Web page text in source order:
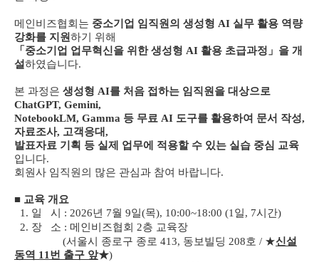
메인비즈협회 는 중소기업 임직원의 생성형 AI 실무 활용 역량
강화를 지원하기 위해
「중소기업 업무혁신을 위한 생성형 AI 활용 초급과정」을 개
설하였습니다.
본 과정은 생성형 AI를 처음 접하는 임직원을 대상으로
ChatGPT, Gemini,
NotebookLM, Gamma 등 무료 AI 도구를 활용하여 문서 작성,
자료조사, 고객응대,
발표자료 기획 등 실제 업무에 적용할 수 있는 실습 중심 교육
입니다.
회원사 임직원의 많은 관심과 참여 바랍니다.
■ 교육 개요
1. 일 시 : 2026년 7월 9일(목), 10:00~18:00 (1일, 7시간)
2. 장 소 : 메인비즈협회 2층 교육장
(서울시 종로구 종로 413, 동보빌딩 208호 / ★신설
동역 11번 출구 앞★)